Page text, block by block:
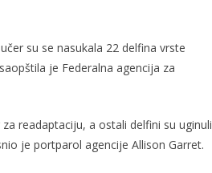
su se nasukala 22 delfina vrste
je Federalna agencija za
readaptaciju, a ostali delfini su uginuli
je portparol agencije Allison Garret.